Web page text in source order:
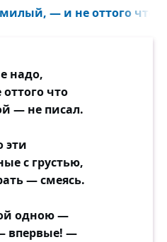
осин,
причин,
гордыни!
дорожке,
—
листопад,
тают,
— и не оттого что
надо,
что
— не писал.
эти
с грустью,
— смеясь.
одною —
впервые! —